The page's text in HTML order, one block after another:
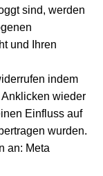
sind, werden
und Ihren
indem
wieder
Einfluss auf
wurden.
an: Meta